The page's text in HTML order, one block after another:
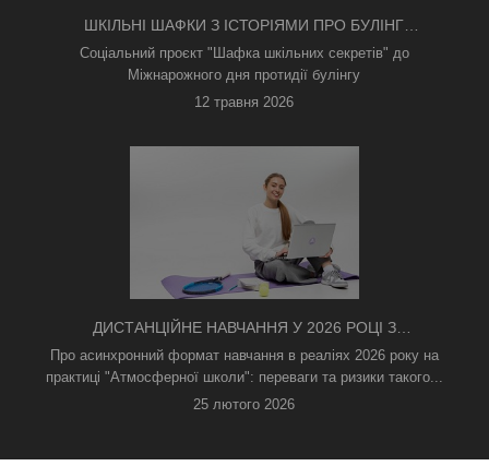
ШКІЛЬНІ ШАФКИ З ІСТОРІЯМИ ПРО БУЛІНГ
З'ЯВИЛИСЯ В КИЄВІ
Соціальний проєкт "Шафка шкільних секретів" до
Міжнарожного дня протидії булінгу
12 травня 2026
ДИСТАНЦІЙНЕ НАВЧАННЯ У 2026 РОЦІ З
ТРИВОГАМИ ТА БЕЗ СВІТЛА: ЯК АСИНХРОННИЙ
ФОРМАТ РЯТУЄ ОСВІТНІЙ ПРОЦЕС
Про асинхронний формат навчання в реаліях 2026 року на
практиці "Атмосферної школи": переваги та ризики такого...
25 лютого 2026